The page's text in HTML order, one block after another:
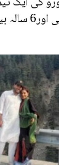
سے 15